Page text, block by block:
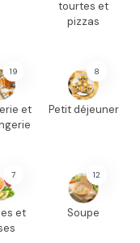
tourtes et
pizzas
19
et
8
Petit déjeuner
7
et
12
Soupe